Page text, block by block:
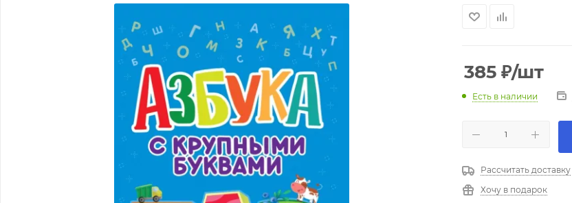
385 ₽/шт
Есть в наличии
Рассчитать доставку
Хочу в подарок